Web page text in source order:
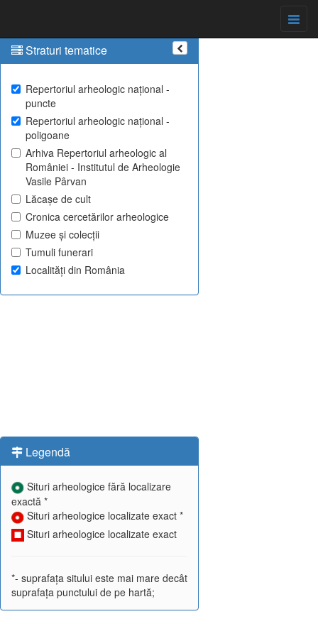
Straturi tematice
Repertoriul arheologic național -
puncte
Repertoriul arheologic național -
poligoane
Arhiva Repertoriul arheologic al
României - Institutul de Arheologie
Vasile Pârvan
Lăcașe de cult
Cronica cercetărilor arheologice
Muzee și colecții
Tumuli funerari
Localități din România
Legendă
Situri arheologice fără localizare
exactă *
Situri arheologice localizate exact *
Situri arheologice localizate exact
*- suprafața sitului este mai mare decât
suprafața punctului de pe hartă;